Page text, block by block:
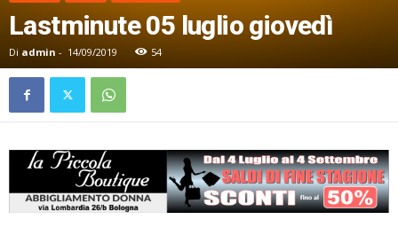
Lastminute 05 luglio giovedì
Di admin - 14/09/2019 54